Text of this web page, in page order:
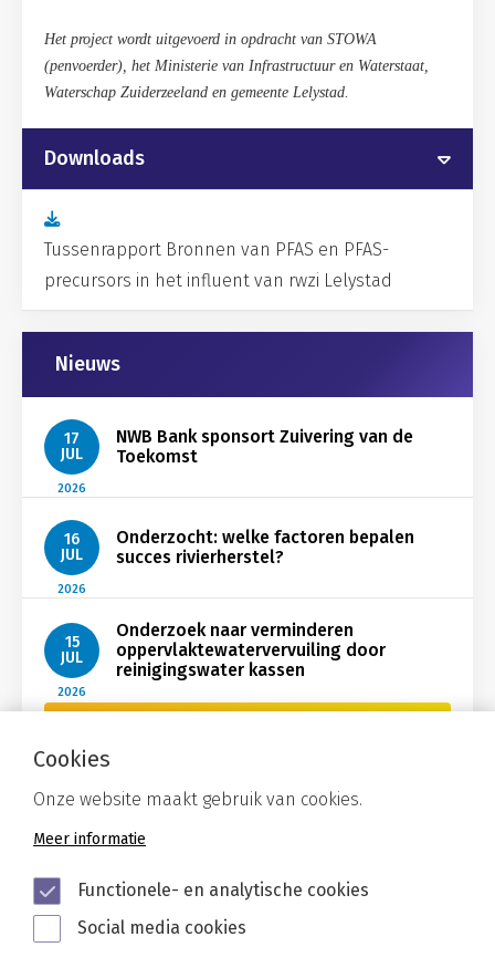
Het project wordt uitgevoerd in opdracht van STOWA
(penvoerder), het Ministerie van Infrastructuur en Waterstaat,
Waterschap Zuiderzeeland en gemeente Lelystad.
Downloads
Tussenrapport Bronnen van PFAS en PFAS-
precursors in het influent van rwzi Lelystad
Gerelateerd
Nieuws
17
JUL
2026
NWB Bank sponsort Zuivering van de
Toekomst
16
JUL
2026
Onderzocht: welke factoren bepalen
succes rivierherstel?
15
JUL
2026
Onderzoek naar verminderen
oppervlaktewatervervuiling door
reinigingswater kassen
Cookies
Onze website maakt gebruik van cookies.
Meer informatie
Functionele- en analytische cookies
Social media cookies